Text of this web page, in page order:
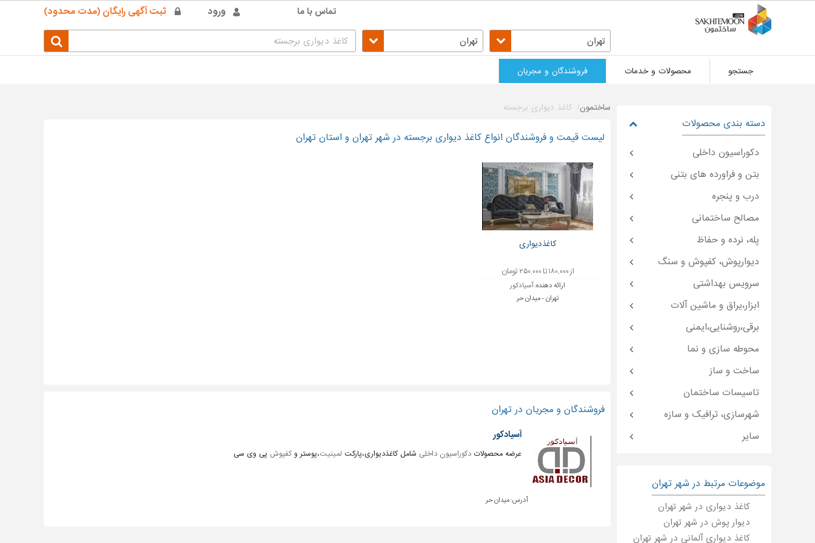
ورود ثبت آگهی رایگان (مدت محدود) تماس با ما
تهران تهران
جستجو محصولات و خدمات فروشندگان و مجریان
ساختمون کاغذ دیواری برجسته
لیست قیمت و فروشندگان انواع کاغذ دیواری برجسته در شهر تهران و استان تهران
کاغذدیواری
از ۱۸۰,۰۰۰ تا ۲۵۰,۰۰۰ تومان
ارائه دهنده:آسیادکور
تهران - میدان حر
فروشندگان و مجریان در تهران
آسیادکور
عرضه محصولات دکوراسیون داخلی شامل کاغذدیواری،پارکت لمینیت،پوستر و کفپوش پی وی سی
آدرس:میدان حر
دسته بندی محصولات
دکوراسیون داخلی
بتن و فراورده های بتنی
درب و پنجره
مصالح ساختمانی
پله، نرده و حفاظ
دیوارپوش، کفپوش و سنگ
سرویس بهداشتی
ابزار،یراق و ماشین آلات
برقی،روشنایی،ایمنی
محوطه سازی و نما
ساخت و ساز
تاسیسات ساختمان
شهرسازی، ترافیک و سازه
سایر
موضوعات مرتبط در شهر تهران
کاغذ دیواری در شهر تهران
دیوار پوش در شهر تهران
کاغذ دیواری آلمانی در شهر تهران